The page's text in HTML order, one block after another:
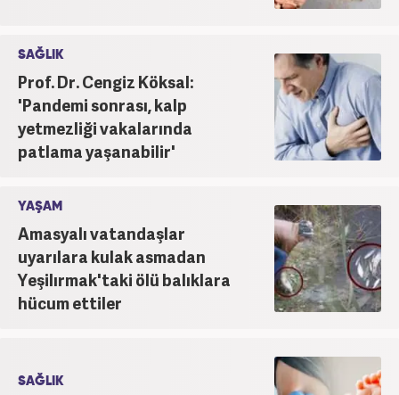
SAĞLIK
Prof. Dr. Cengiz Köksal:
'Pandemi sonrası, kalp
yetmezliği vakalarında
patlama yaşanabilir'
YAŞAM
Amasyalı vatandaşlar
uyarılara kulak asmadan
Yeşilırmak'taki ölü balıklara
hücum ettiler
SAĞLIK